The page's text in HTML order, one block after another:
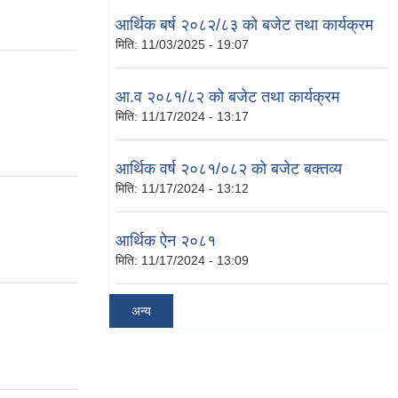
आर्थिक बर्ष २०८२/८३ को बजेट तथा कार्यक्रम
मिति: 11/03/2025 - 19:07
आ.व २०८१/८२ को बजेट तथा कार्यक्रम
मिति: 11/17/2024 - 13:17
आर्थिक वर्ष २०८१/०८२ को बजेट बक्तव्य
मिति: 11/17/2024 - 13:12
आर्थिक ऐन २०८१
मिति: 11/17/2024 - 13:09
अन्य